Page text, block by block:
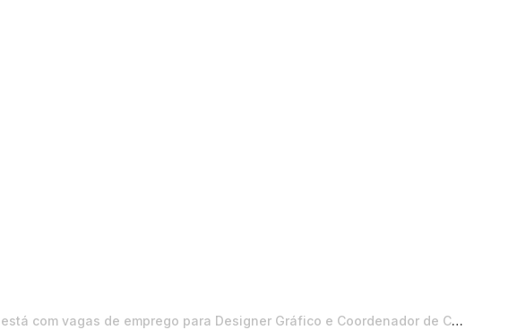
com vagas de emprego para Designer Gráfico e Coordenador de Comunicação